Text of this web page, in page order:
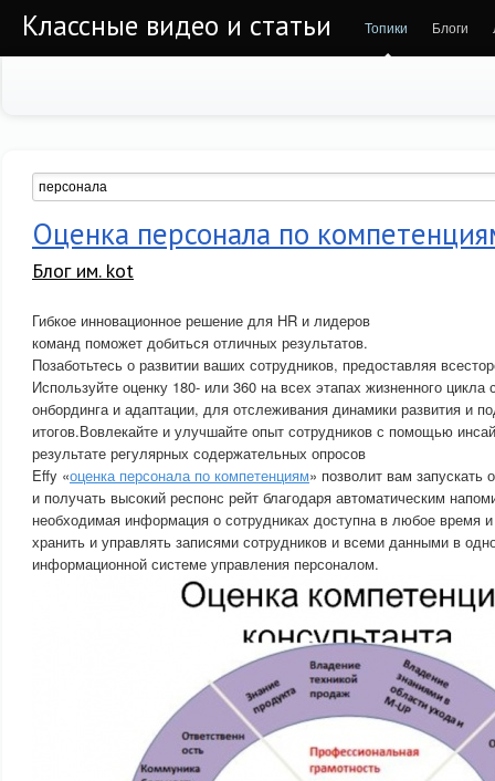
Классные видео и статьи Топики Блоги
Оценка персонала по
Блог им. kot
Гибкое инновационное решение для HR и лидеров
команд поможет добиться отличных результатов.
Позаботьтесь о развитии ваших сотрудников, предоставляя
Используйте оценку 180- или 360 на всех этапах жизненного цикла
онбординга и адаптации, для отслеживания динамики развития и
итогов.Вовлекайте и улучшайте опыт сотрудников с помощью
результате регулярных содержательных опросов
Effy «оценка персонала по компетенциям» позволит вам
и получать высокий респонс рейт благодаря автоматическим
необходимая информация о сотрудниках доступна в любое
хранить и управлять записями сотрудников и всеми данными в
информационной системе управления персоналом.